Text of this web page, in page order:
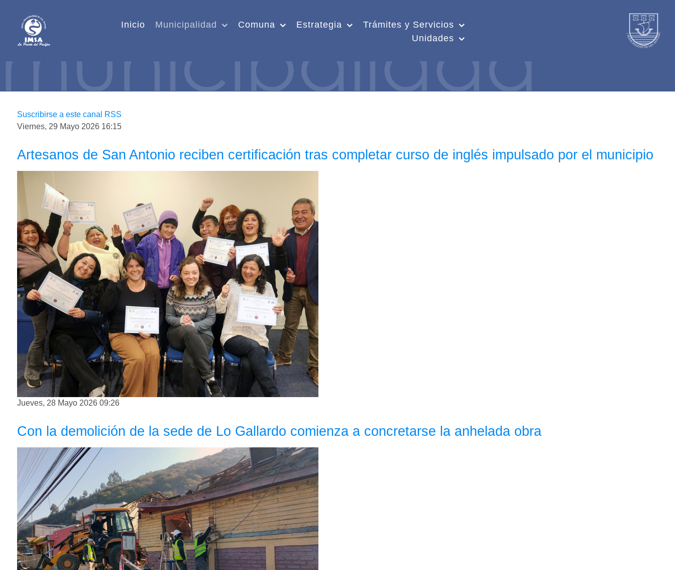
Inicio Municipalidad Comuna Estrategia
Trámites y Servicios
Unidades
Suscribirse a este canal RSS
Viernes, 29 Mayo 2026 16:15
Artesanos de San Antonio reciben certificación tras completar curso de inglés impulsado por el municipio
Jueves, 28 Mayo 2026 09:26
Con la demolición de la sede de Lo Gallardo comienza a concretarse la anhelada obra